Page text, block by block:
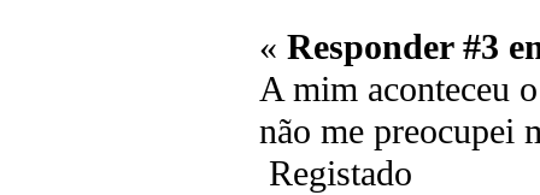
« Responder #3
A mim aconteceu
não me preocupei
Registado